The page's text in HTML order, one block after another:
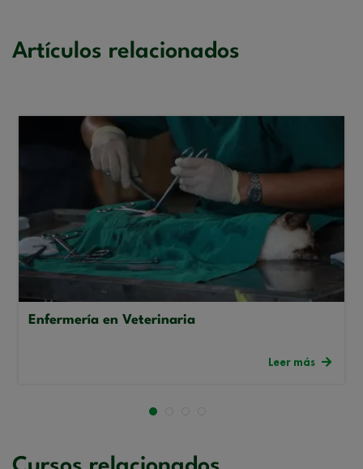
Artículos relacionados
Enfermería en Veterinaria
Leer más